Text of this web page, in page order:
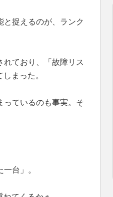
捉えるのが、ランク
れており、「故障リス
まった。
っているのも事実。そ
台」。